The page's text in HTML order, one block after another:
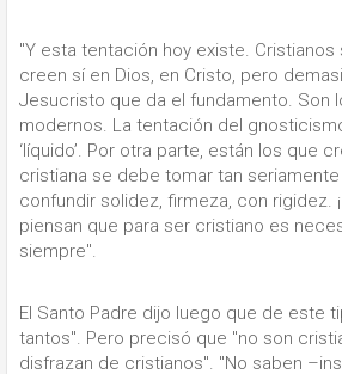
"Y esta tentación hoy existe.
creen sí en Dios, en Cristo, pero
Jesucristo que da el fundamento. Son
modernos. La tentación del
‘líquido’. Por otra parte, están los que
cristiana se debe tomar tan
confundir solidez, firmeza, con rigidez.
piensan que para ser cristiano es
siempre".
El Santo Padre dijo luego que de este
tantos". Pero precisó que "no son
disfrazan de cristianos". "No saben